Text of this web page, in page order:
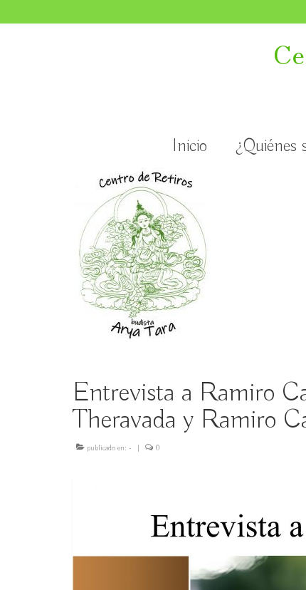
Inicio ¿Quiénes
Entrevista a Ramiro
Theravada y Ramiro
publicado en: - 0